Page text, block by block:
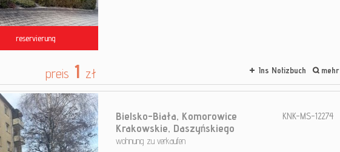
reservierung
preis 1 zł Ins Notizbuch mehr
Bielsko-Biała, Komorowice
Krakowskie, Daszyńskiego
wohnung zu verkaufen
KNK-MS-12274